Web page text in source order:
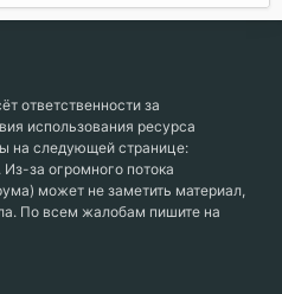
ответственности за
использования ресурса
на следующей странице:
за огромного потока
может не заметить материал,
По всем жалобам пишите на